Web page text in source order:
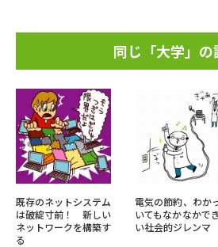
同じ「大学」の
既存のネットシステム
は破綻寸前！ 新しい
ネットワークを構築す
る
電気の節約、わか
いてもなかなかで
い社会的ジレンマ